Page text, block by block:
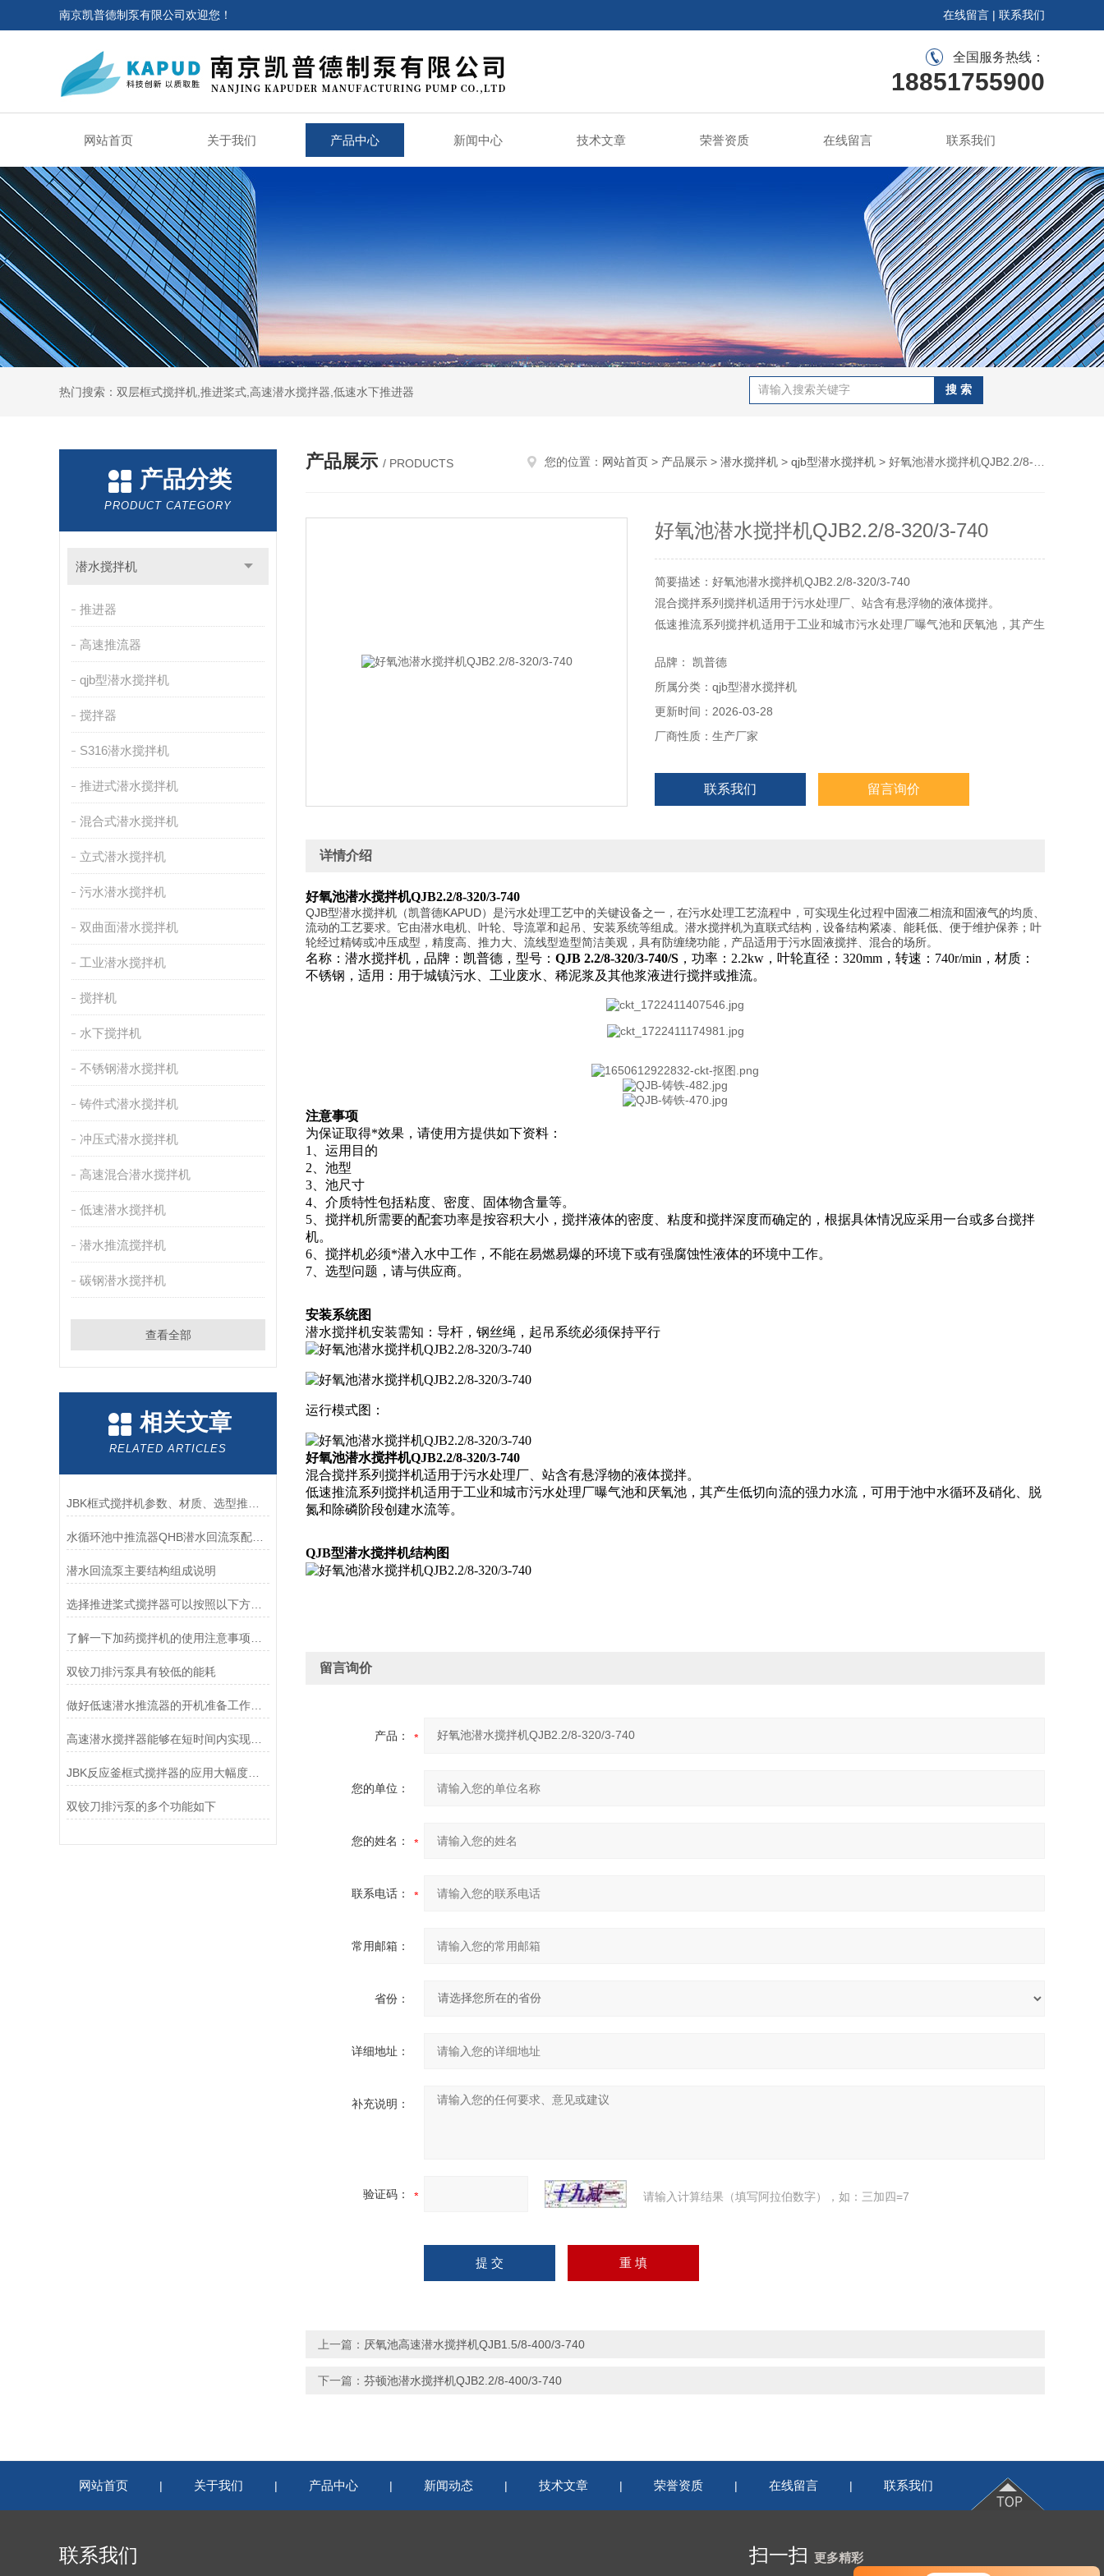
南京凯普德制泵有限公司欢迎您！ 在线留言 | 联系我们
全国服务热线：
18851755900
网站首页 关于我们 产品中心 新闻中心 技术文章 荣誉资质 在线留言 联系我们
热门搜索：双层框式搅拌机,推进桨式,高速潜水搅拌器,低速水下推进器
产品分类
PRODUCT CATEGORY
潜水搅拌机
推进器
高速推流器
qjb型潜水搅拌机
搅拌器
S316潜水搅拌机
推进式潜水搅拌机
混合式潜水搅拌机
立式潜水搅拌机
污水潜水搅拌机
双曲面潜水搅拌机
工业潜水搅拌机
搅拌机
水下搅拌机
不锈钢潜水搅拌机
铸件式潜水搅拌机
冲压式潜水搅拌机
高速混合潜水搅拌机
低速潜水搅拌机
潜水推流搅拌机
碳钢潜水搅拌机
查看全部
相关文章
RELATED ARTICLES
水循环池中推流器QHB潜水回流泵配套使用的妙处
潜水回流泵主要结构组成说明
选择推进桨式搅拌器可以按照以下方面考虑
双铰刀排污泵具有较低的能耗
做好低速潜水推流器的开机准备工作很重要
高速潜水搅拌器能够在短时间内实现高强度的搅拌和混合
JBK反应釜框式搅拌器的应用大幅度提高了药剂的使用效率
双铰刀排污泵的多个功能如下
产品展示 / PRODUCTS 您的位置： 网站首页 > 产品展示 > 潜水搅拌机 > qjb型潜水搅拌机 > 好氧池潜水搅拌机QJB2.2/8-320/3-740
好氧池潜水搅拌机QJB2.2/8-320/3-740
简要描述：好氧池潜水搅拌机QJB2.2/8-320/3-740
混合搅拌系列搅拌机适用于污水处理厂、站含有悬浮物的液体搅拌。
低速推流系列搅拌机适用于工业和城市污水处理厂曝气池和厌氧池，其产生
等。
品牌： 凯普德
所属分类：qjb型潜水搅拌机
更新时间：2026-03-28
厂商性质：生产厂家
联系我们 留言询价
详情介绍
好氧池潜水搅拌机QJB2.2/8-320/3-740
QJB型潜水搅拌机（凯普德KAPUD）是污水处理工艺中的关键设备之一，在污水处理工艺流程中，可实现生化过程中固液二相流和固液气的均质、
流动的工艺要求。它由潜水电机、叶轮、导流罩和起吊、安装系统等组成。潜水搅拌机为直联式结构，设备结构紧凑、能耗低、便于维护保养；叶
轮经过精铸或冲压成型，精度高、推力大、流线型造型简洁美观，具有防缠绕功能，产品适用于污水固液搅拌、混合的场所。
名称：潜水搅拌机，品牌：凯普德，型号： QJB 2.2/8-320/3-740/S ，功率：2.2kw，叶轮直径：320mm，转速：740r/min，材质：
不锈钢，适用：用于城镇污水、工业废水、稀泥浆及其他浆液进行搅拌或推流。
注意事项
为保证取得*效果，请使用方提供如下资料：
1、运用目的
2、池型
3、池尺寸
4、介质特性包括粘度、密度、固体物含量等。
5、搅拌机所需要的配套功率是按容积大小，搅拌液体的密度、粘度和搅拌深度而确定的，根据具体情况应采用一台或多台搅拌
机。
6、搅拌机必须*潜入水中工作，不能在易燃易爆的环境下或有强腐蚀性液体的环境中工作。
7、选型问题，请与供应商。
安装系统图
潜水搅拌机安装需知：导杆，钢丝绳，起吊系统必须保持平行
运行模式图：
好氧池潜水搅拌机QJB2.2/8-320/3-740
混合搅拌系列搅拌机适用于污水处理厂、站含有悬浮物的液体搅拌。
低速推流系列搅拌机适用于工业和城市污水处理厂曝气池和厌氧池，其产生低切向流的强力水流，可用于池中水循环及硝化、脱
氮和除磷阶段创建水流等。
QJB型潜水搅拌机结构图
留言询价
产品：
您的单位：
您的姓名：
联系电话：
常用邮箱：
省份：
详细地址：
补充说明：
验证码： 请输入计算结果（填写阿拉伯数字），如：三加四=7
上一篇： 厌氧池高速潜水搅拌机QJB1.5/8-400/3-740
下一篇： 芬顿池潜水搅拌机QJB2.2/8-400/3-740
网站首页 | 关于我们 | 产品中心 | 新闻动态 | 技术文章 | 荣誉资质 | 在线留言 | 联系我们
联系我们 扫一扫 更多精彩